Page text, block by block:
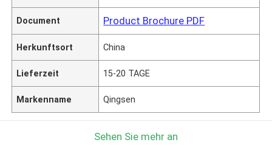
Document Product Brochure PDF
Herkunftsort China
Lieferzeit 15-20 TAGE
Markenname Qingsen
Sehen Sie mehr an